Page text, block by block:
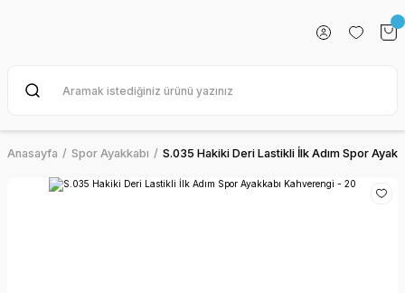
Anasayfa Spor Ayakkabı S.035 Hakiki Deri Lastikli İlk Adım Spor